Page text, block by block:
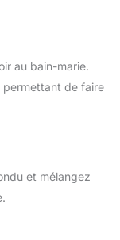
au bain-marie.
permettant de faire
et mélangez